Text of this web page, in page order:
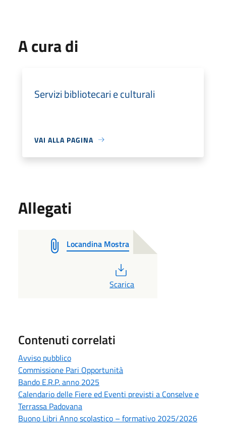
A cura di
Servizi bibliotecari e culturali
VAI ALLA PAGINA
Allegati
Locandina Mostra
Scarica
Contenuti correlati
Avviso pubblico
Commissione Pari Opportunità
Bando E.R.P. anno 2025
Calendario delle Fiere ed Eventi previsti a Conselve e
Terrassa Padovana
Buono Libri Anno scolastico – formativo 2025/2026